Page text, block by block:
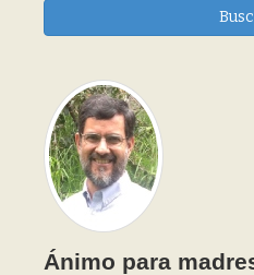
Ánimo para